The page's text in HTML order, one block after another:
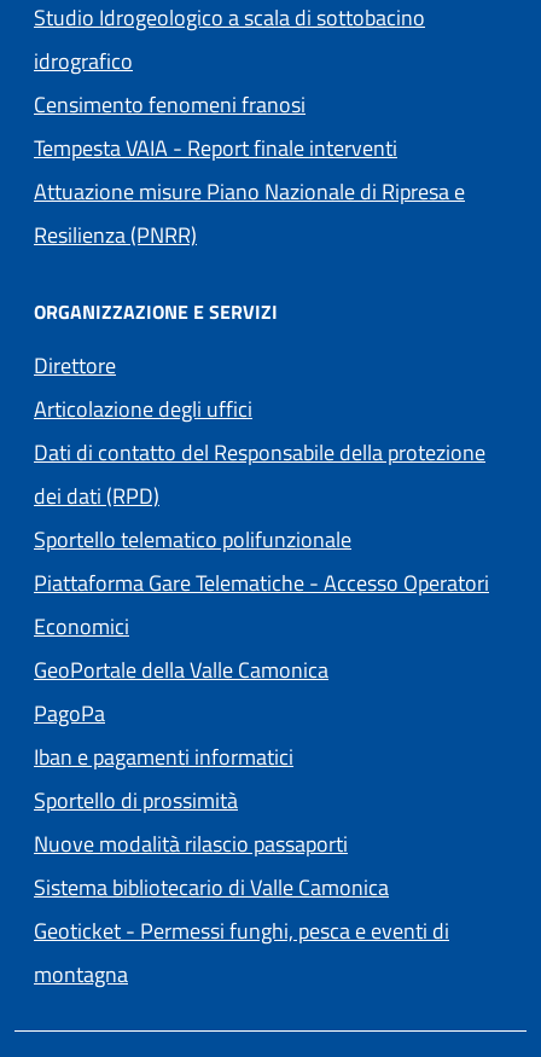
Studio Idrogeologico a scala di sottobacino
idrografico
Censimento fenomeni franosi
Tempesta VAIA - Report finale interventi
Attuazione misure Piano Nazionale di Ripresa e
Resilienza (PNRR)
ORGANIZZAZIONE E SERVIZI
Direttore
Articolazione degli uffici
Dati di contatto del Responsabile della protezione
dei dati (RPD)
Sportello telematico polifunzionale
Piattaforma Gare Telematiche - Accesso Operatori
Economici
GeoPortale della Valle Camonica
PagoPa
Iban e pagamenti informatici
Sportello di prossimità
Nuove modalità rilascio passaporti
Sistema bibliotecario di Valle Camonica
Geoticket - Permessi funghi, pesca e eventi di
montagna